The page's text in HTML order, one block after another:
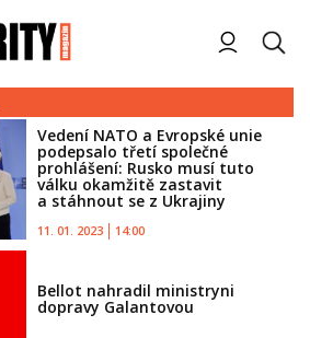
Vedení NATO a Evropské unie
podepsalo třetí společné
prohlášení: Rusko musí tuto
válku okamžitě zastavit
a stáhnout se z Ukrajiny
11. 01. 2023 14:00
Bellot nahradil ministryni
dopravy Galantovou